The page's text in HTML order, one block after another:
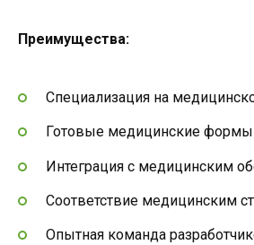
Преимущества:
Специализация на
Готовые медицинские
Интеграция с медицинским
Соответствие медицинским
Опытная команда